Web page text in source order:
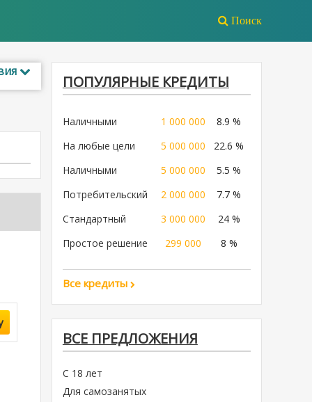
Поиск
ПОПУЛЯРНЫЕ КРЕДИТЫ
Наличными 1 000 000
8.9 %
На любые цели
5 000 000
22.6 %
Наличными
5 000 000
5.5 %
Потребительский
2 000 000
7.7 %
Стандартный
3 000 000
24 %
Простое решение
299 000 8 %
Все кредиты
ВСЕ ПРЕДЛОЖЕНИЯ
С 18 лет
Для самозанятых